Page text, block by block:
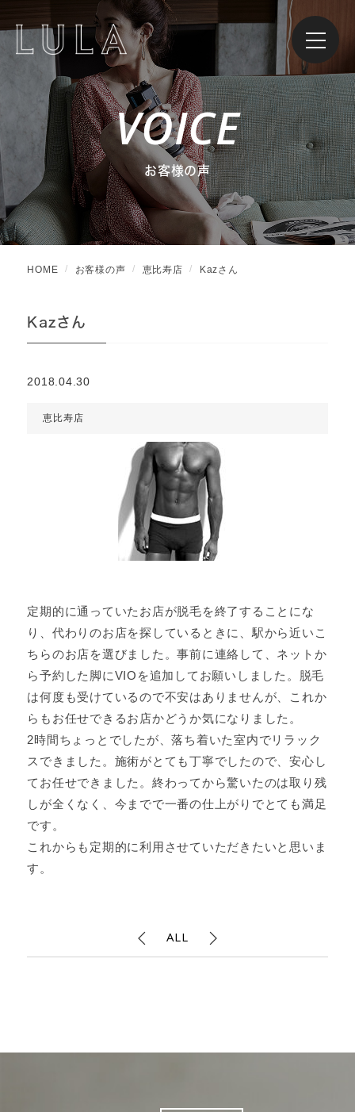
VOICE
お客様の声
HOME お客様の声 恵比寿店 Kazさん
Kazさん
2018.04.30
恵比寿店
定期的に通っていたお店が脱毛を終了することにな
り、代わりのお店を探しているときに、駅から近いこ
ちらのお店を選びました。事前に連絡して、ネットか
ら予約した脚にVIOを追加してお願いしました。脱毛
は何度も受けているので不安はありませんが、これか
らもお任せできるお店かどうか気になりました。
2時間ちょっとでしたが、落ち着いた室内でリラック
スできました。施術がとても丁寧でしたので、安心し
てお任せできました。終わってから驚いたのは取り残
しが全くなく、今までで一番の仕上がりでとても満足
です。
これからも定期的に利用させていただきたいと思いま
す。
ALL